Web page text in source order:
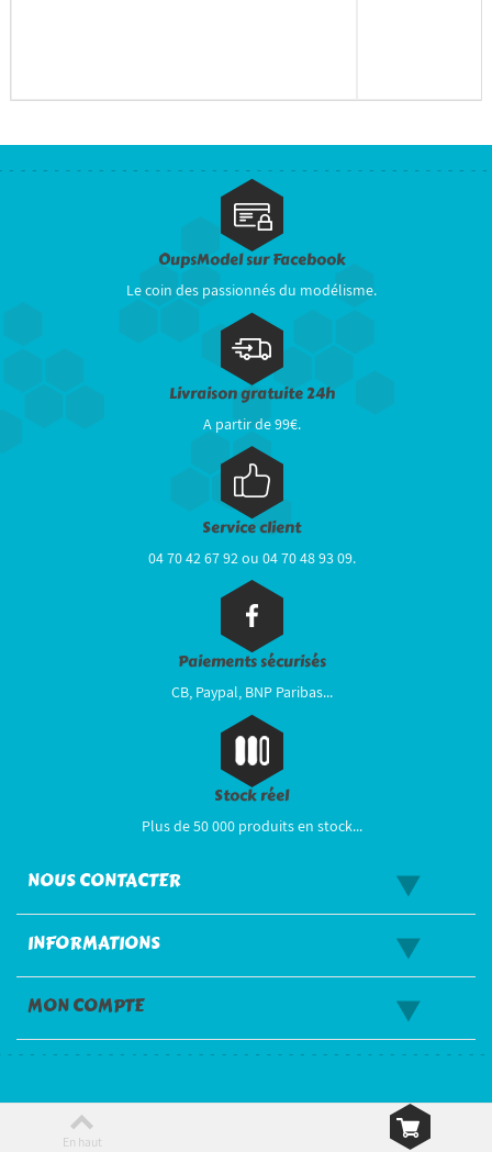
OupsModel sur Facebook
Le coin des passionnés du modélisme.
Livraison gratuite 24h
A partir de 99€.
Service client
04 70 42 67 92 ou 04 70 48 93 09.
Paiements sécurisés
CB, Paypal, BNP Paribas...
Stock réel
Plus de 50 000 produits en stock...
NOUS CONTACTER
INFORMATIONS
MON COMPTE
En haut